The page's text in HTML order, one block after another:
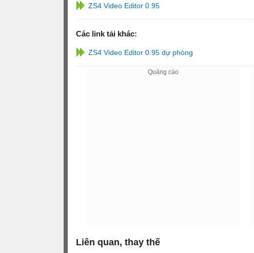
ZS4 Video Editor 0.95
Các link tải khác:
ZS4 Video Editor 0.95 dự phòng
Liên quan, thay thế